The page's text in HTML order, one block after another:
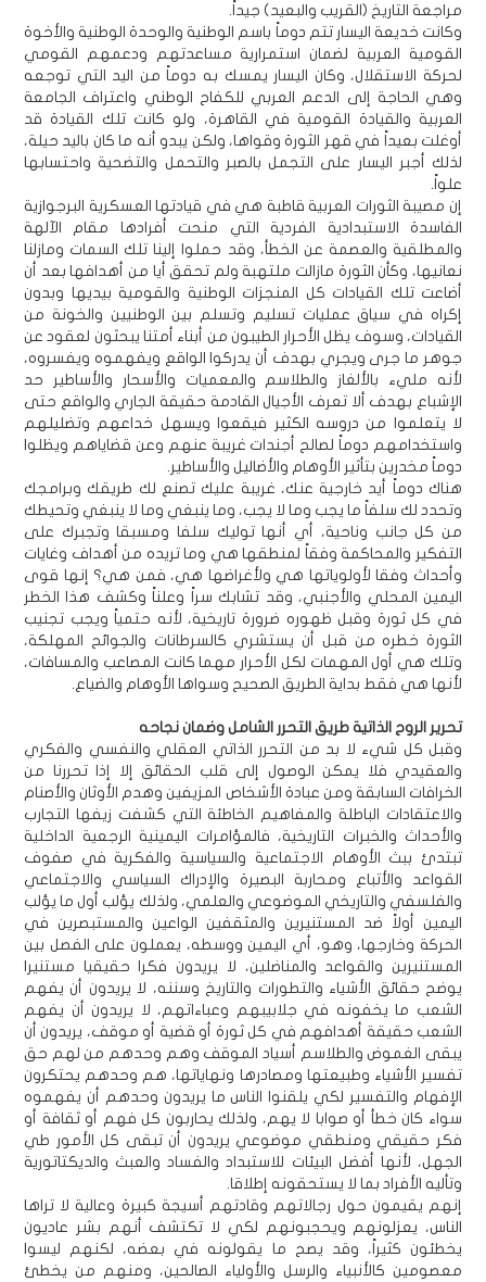
مراجعة التاريخ (القريب والبعيد) جيداً.
وكانت خديعة اليسار تتم دوماً باسم الوطنية والوحدة الوطنية والأخوة
القومية العربية لضمان استمرارية مساعدتهم ودعمهم القومي
لحركة الاستقلال، وكان اليسار يمسك به دوماً من اليد التي توجعه
وهي الحاجة إلى الدعم العربي للكفاح الوطني واعتراف الجامعة
العربية والقيادة القومية في القاهرة، ولو كانت تلك القيادة قد
أوغلت بعيداً في قهر الثورة وقواها، ولكن يبدو أنه ما كان باليد حيلة،
لذلك أجبر اليسار على التجمل بالصبر والتحمل والتضحية واحتسابها
علواً.
إن مصيبة الثورات العربية قاطبة هي في قيادتها العسكرية البرجوازية
الفاسدة الاستبدادية الفردية التي منحت أفرادها مقام الآلهة
والمطلقية والعصمة عن الخطأ، وقد حملوا إلينا تلك السمات ومازلنا
نعانيها، وكأن الثورة مازالت ملتهبة ولم تحقق أيا من أهدافها بعد أن
أضاعت تلك القيادات كل المنجزات الوطنية والقومية بيديها وبدون
إكراه في سياق عمليات تسليم وتسلم بين الوطنيين والخونة من
القيادات، وسوف يظل الأحرار الطيبون من أبناء أمتنا يبحثون لعقود عن
جوهر ما جرى ويجري بهدف أن يدركوا الواقع ويفهموه ويفسروه،
لأنه مليء بالألغاز والطلاسم والمعميات والأسحار والأساطير حد
الإشباع بهدف ألا تعرف الأجيال القادمة حقيقة الجاري والواقع حتى
لا يتعلموا من دروسه الكثير فيقعوا ويسهل خداعهم وتضليلهم
واستخدامهم دوماً لصالح أجندات غريبة عنهم وعن قضاياهم ويظلوا
دوماً مخدرين بتأثير الأوهام والأضاليل والأساطير.
هناك دوماً أيد خارجية عنك، غريبة عليك تصنع لك طريقك وبرامجك
وتحدد لك سلفاً ما يجب وما لا يجب، وما ينبغي وما لا ينبغي وتحيطك
من كل جانب وناحية، أي أنها توليك سلفا ومسبقا وتجبرك على
التفكير والمحاكمة وفقاً لمنطقها هي وما تريده من أهداف وغايات
وأحداث وفقا لأولوياتها هي ولأغراضها هي، فمن هي؟ إنها قوى
اليمين المحلي والأجنبي، وقد تشابك سراً وعلناً وكشف هذا الخطر
في كل ثورة وقبل ظهوره ضرورة تاريخية، لأنه حتمياً ويجب تجنيب
الثورة خطره من قبل أن يستشري كالسرطانات والجوائح المهلكة،
وتلك هي أول المهمات لكل الأحرار مهما كانت المصاعب والمسافات،
لأنها هي فقط بداية الطريق الصحيح وسواها الأوهام والضياع.
تحرير الروح الذاتية طريق التحرر الشامل وضمان نجاحه
وقبل كل شيء لا بد من التحرر الذاتي العقلي والنفسي والفكري
والعقيدي فلا يمكن الوصول إلى قلب الحقائق إلا إذا تحررنا من
الخرافات السابقة ومن عبادة الأشخاص المزيفين وهدم الأوثان والأصنام
والاعتقادات الباطلة والمفاهيم الخاطئة التي كشفت زيفها التجارب
والأحداث والخبرات التاريخية، فالمؤامرات اليمينية الرجعية الداخلية
تبتدئ ببث الأوهام الاجتماعية والسياسية والفكرية في صفوف
القواعد والأتباع ومحاربة البصيرة والإدراك السياسي والاجتماعي
والفلسفي والتاريخي الموضوعي والعلمي، ولذلك يؤلب أول ما يؤلب
اليمين أولاً ضد المستنيرين والمثقفين الواعين والمستبصرين في
الحركة وخارجها، وهو، أي اليمين ووسطه، يعملون على الفصل بين
المستنيرين والقواعد والمناضلين، لا يريدون فكرا حقيقيا مستنيرا
يوضح حقائق الأشياء والتطورات والتاريخ وسننه، لا يريدون أن يفهم
الشعب ما يخفونه في جلابيبهم وعباءاتهم، لا يريدون أن يفهم
الشعب حقيقة أهدافهم في كل ثورة أو قضية أو موقف، يريدون أن
يبقى الغموض والطلاسم أسياد الموقف وهم وحدهم من لهم حق
تفسير الأشياء وطبيعتها ومصادرها ونهاياتها، هم وحدهم يحتكرون
الإفهام والتفسير لكي يلقنوا الناس ما يريدون وحدهم أن يفهموه
سواء كان خطأ أو صوابا لا يهم، ولذلك يحاربون كل فهم أو ثقافة أو
فكر حقيقي ومنطقي موضوعي يريدون أن تبقى كل الأمور طي
الجهل، لأنها أفضل البيئات للاستبداد والفساد والعبث والديكتاتورية
وتأليه الأفراد بما لا يستحقونه إطلاقا.
إنهم يقيمون حول رجالاتهم وقادتهم أسيجة كبيرة وعالية لا تراها
الناس، يعزلونهم ويحجبونهم لكي لا تكتشف أنهم بشر عاديون
يخطئون كثيراً، وقد يصح ما يقولونه في بعضه، لكنهم ليسوا
معصومين كالأنبياء والرسل والأولياء الصالحين، ومنهم من يخطئ